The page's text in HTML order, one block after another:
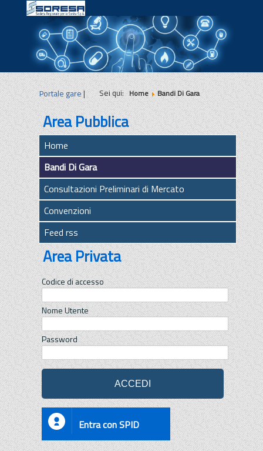
|||
Portale gare| Sei qui:Home Bandi Di Gara
Area Pubblica
Home
Bandi Di Gara
Consultazioni Preliminari di Mercato
Convenzioni
Feed rss
Area Privata
Codice di accesso
Nome Utente
Password
Entra con SPID